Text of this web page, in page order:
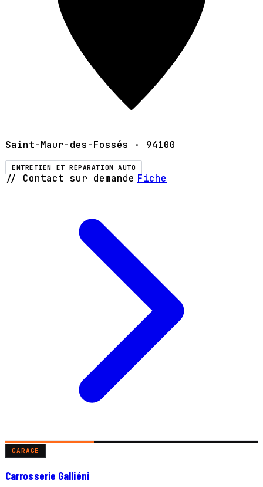
Saint-Maur-des-Fossés · 94100
ENTRETIEN ET RÉPARATION AUTO
// Contact sur demande Fiche
GARAGE
Carrosserie Galliéni